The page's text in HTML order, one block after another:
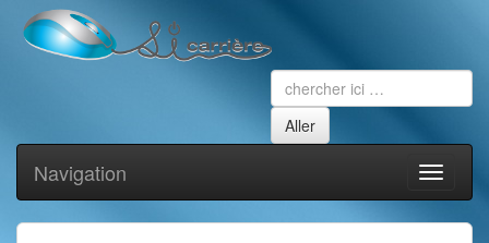
Toggle
Navigation